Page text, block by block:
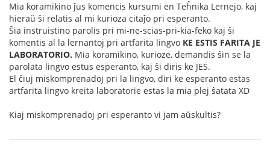
Mia koramikino ĵus komencis kursumi en Teĥnika Lernejo, kaj
hieraŭ ŝi relatis al mi kurioza citaĵo pri esperanto.
Ŝia instruistino parolis pri mi-ne-scias-pri-kia-feko kaj ŝi
komentis al la lernantoj pri artfarita lingvo KE ESTIS FARITA JE
LABORATORIO. Mia koramikino, kurioze, demandis ŝin se la
parolata lingvo estus esperanto, kaj ŝi diris ke JES.
El ĉiuj miskomprenadoj pri la lingvo, diri ke esperanto estas
artfarita lingvo kreita laboratorie estas la mia plej ŝatata XD
Kiaj miskomprenadoj pri esperanto vi jam aŭskultis?